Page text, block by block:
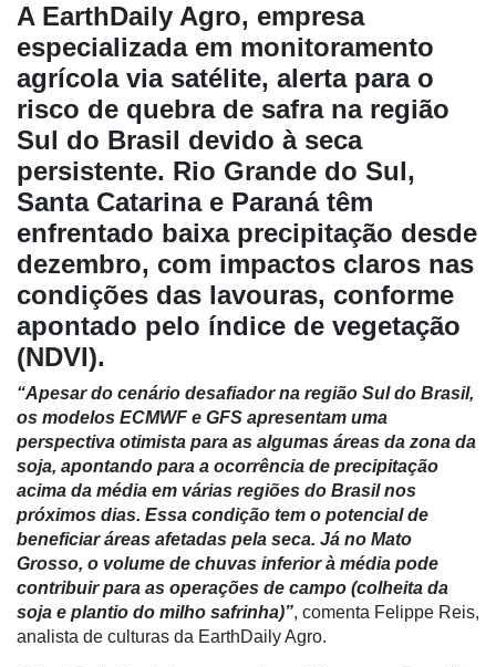
Cadastre-
conta
Notícias
Destaque
Mercado
Troca
de
Cadeira
Artigos
A EarthDaily Agro, empresa
especializada em monitoramento
agrícola via satélite, alerta para o
risco de quebra de safra na região
Sul do Brasil devido à seca
persistente. Rio Grande do Sul,
Santa Catarina e Paraná têm
enfrentado baixa precipitação desde
dezembro, com impactos claros nas
condições das lavouras, conforme
apontado pelo índice de vegetação
(NDVI).
“Apesar do cenário desafiador na região Sul do Brasil,
os modelos ECMWF e GFS apresentam uma
perspectiva otimista para as algumas áreas da zona da
soja, apontando para a ocorrência de precipitação
acima da média em várias regiões do Brasil nos
próximos dias. Essa condição tem o potencial de
beneficiar áreas afetadas pela seca. Já no Mato
Grosso, o volume de chuvas inferior à média pode
contribuir para as operações de campo (colheita da
soja e plantio do milho safrinha)”, comenta Felippe Reis,
analista de culturas da EarthDaily Agro.